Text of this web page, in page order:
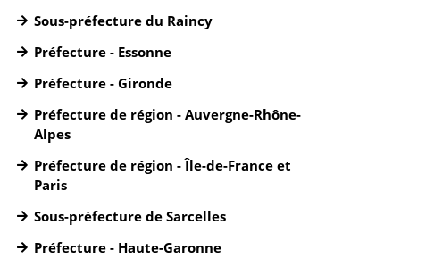
Sous-préfecture du Raincy
Préfecture - Essonne
Préfecture - Gironde
Préfecture de région - Auvergne-Rhône-
Alpes
Préfecture de région - Île-de-France et
Paris
Sous-préfecture de Sarcelles
Préfecture - Haute-Garonne